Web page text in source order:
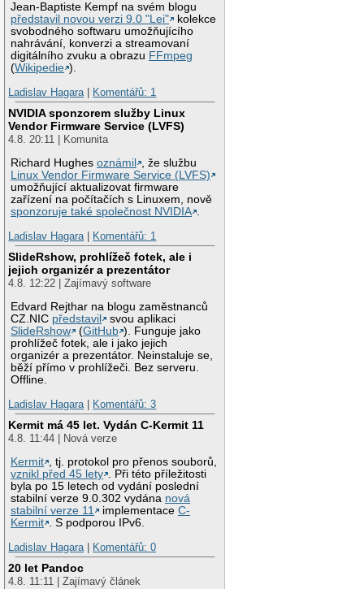
Jean-Baptiste Kempf na svém blogu
představil novou verzi 9.0 "Lei"
kolekce
svobodného softwaru umožňujícího
nahrávání, konverzi a streamovaní
digitálního zvuku a obrazu FFmpeg
(Wikipedie ).
Ladislav Hagara
Komentářů: 1
NVIDIA sponzorem služby Linux
Vendor Firmware Service (LVFS)
4.8. 20:11 | Komunita
Richard Hughesoznámil
, že službu
Linux Vendor Firmware Service (LVFS)
umožňující aktualizovat firmware
zařízení na počítačích s Linuxem, nově
sponzoruje také společnost NVIDIA .
Ladislav Hagara | Komentářů: 1
SlideRshow, prohlížeč fotek, ale i
jejich organizér a prezentátor
4.8. 12:22 | Zajímavý software
Edvard Rejthar na blogu zaměstnanců
CZ.NIC představil
svou aplikaci
SlideRshow
(GitHub ). Funguje jako
prohlížeč fotek, ale i jako jejich
organizér a prezentátor. Neinstaluje se,
běží přímo v prohlížeči. Bez serveru.
Offline.
Ladislav Hagara | Komentářů: 3
Kermit má 45 let. Vydán C-Kermit 11
4.8. 11:44 | Nová verze
Kermit , tj. protokol pro přenos souborů,
vznikl před 45 lety . Při této příležitosti
byla po 15 letech od vydání poslední
stabilní verze 9.0.302 vydána nová
stabilní verze 11
implementaceC-
Kermit . S podporou IPv6.
Ladislav Hagara | Komentářů: 0
20 let Pandoc
4.8. 11:11 | Zajímavý článek